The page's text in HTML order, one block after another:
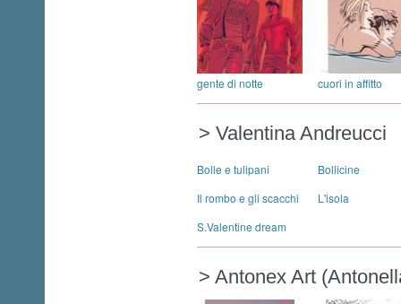
gente di notte cuori in affitto
> Valentina Andreucci
Bolle e tulipani
Bollicine
Il rombo e gli scacchi
L'isola
S.Valentine dream
> Antonex Art